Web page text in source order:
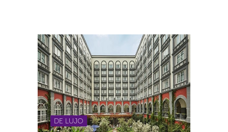
DE LUJO